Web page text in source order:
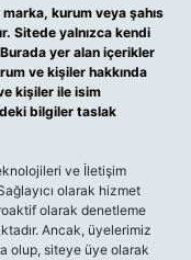
kurum veya şahıs
Sitede yalnızca kendi
Burada yer alan içerikler
ve kişiler hakkında
kişiler ile isim
bilgiler taslak
ve İletişim
olarak hizmet
olarak denetleme
Ancak, üyelerimiz
olup, siteye üye olarak